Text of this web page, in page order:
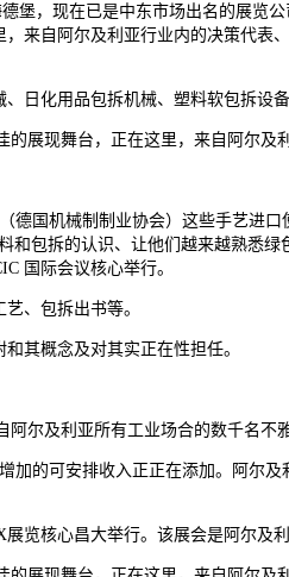
，现在已是中东市场出名的展览
来自阿尔及利亚行业内的决策代
化用品包拆机械、塑料软包拆设
现舞台，正在这里，来自阿尔及
机械制制业协会）这些手艺进
包拆的认识、让他们越来越熟悉
国际会议核心举行。
、包拆出书等。
其概念及对其实正在性担任。
尔及利亚所有工业场合的数千名不雅
可安排收入正正在添加。阿尔
核心昌大举行。该展会是阿尔及